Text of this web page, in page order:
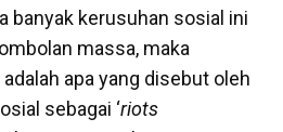
banyak kerusuhan sosial ini
massa, maka
apa yang disebut oleh
sebagai ‘riots